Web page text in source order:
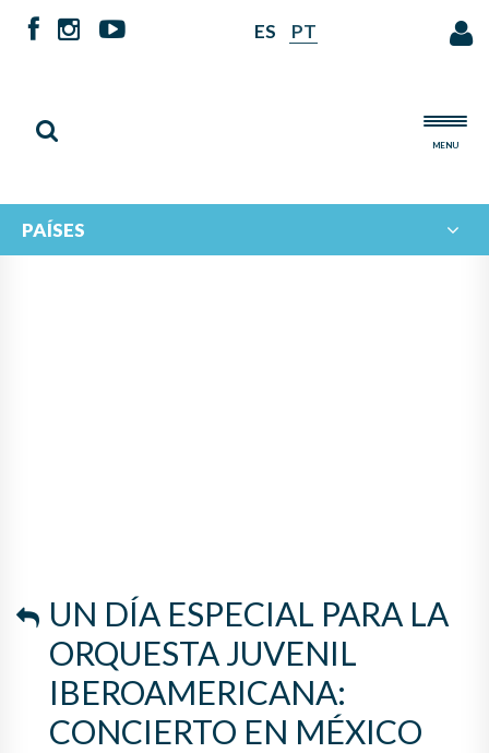
ES PT
MENU
PAÍSES
UN DÍA ESPECIAL PARA LA
ORQUESTA JUVENIL
IBEROAMERICANA:
CONCIERTO EN MÉXICO